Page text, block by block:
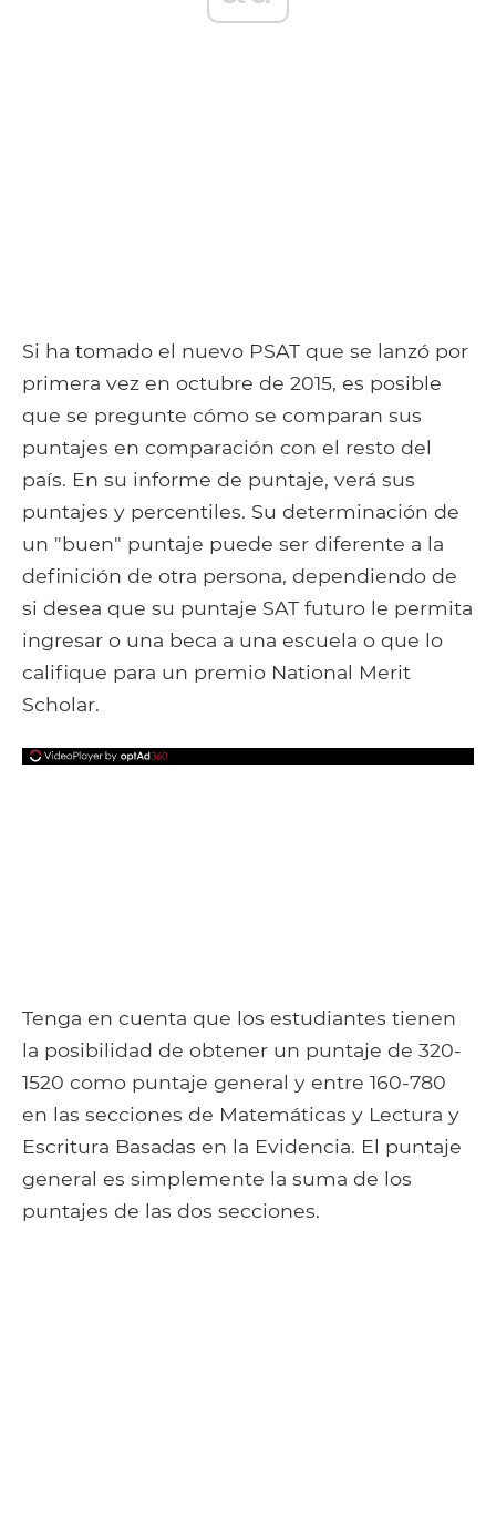
Si ha tomado el nuevo PSAT que se lanzó por
primera vez en octubre de 2015, es posible
que se pregunte cómo se comparan sus
puntajes en comparación con el resto del
país. En su informe de puntaje, verá sus
puntajes y percentiles. Su determinación de
un "buen" puntaje puede ser diferente a la
definición de otra persona, dependiendo de
si desea que su puntaje SAT futuro le permita
ingresar o una beca a una escuela o que lo
califique para un premio National Merit
Scholar.
Tenga en cuenta que los estudiantes tienen
la posibilidad de obtener un puntaje de 320-
1520 como puntaje general y entre 160-780
en las secciones de Matemáticas y Lectura y
Escritura Basadas en la Evidencia. El puntaje
general es simplemente la suma de los
puntajes de las dos secciones.